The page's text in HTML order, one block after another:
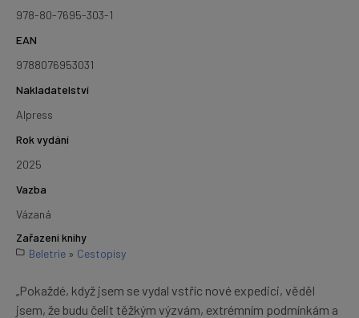
978-80-7695-303-1
EAN
9788076953031
Nakladatelství
Alpress
Rok vydání
2025
Vazba
Vázaná
Zařazení knihy
Beletrie » Cestopisy
„Pokaždé, když jsem se vydal vstříc nové expedici, věděl
jsem, že budu čelit těžkým výzvám, extrémním podmínkám a